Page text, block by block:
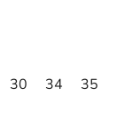
30 34 35